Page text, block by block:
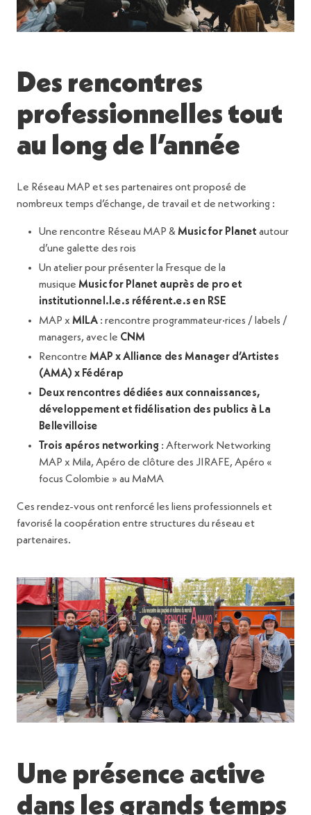
Des rencontres
professionnelles tout
au long de l’année
Le Réseau MAP et ses partenaires ont proposé de
nombreux temps d’échange, de travail et de networking :
Une rencontre Réseau MAP & Music for Planet autour
d’une galette des rois
Un atelier pour présenter la Fresque de la
musique Music for Planet auprès de pro et
institutionnel.l.e.s référent.e.s en RSE
MAP x MILA : rencontre programmateur·rices / labels /
managers, avec le CNM
Rencontre MAP x Alliance des Manager d’Artistes
(AMA) x Fédérap
Deux rencontres dédiées aux connaissances,
développement et fidélisation des publics à La
Bellevilloise
Trois apéros networking : Afterwork Networking
MAP x Mila, Apéro de clôture des JIRAFE, Apéro «
focus Colombie » au MaMA
Ces rendez-vous ont renforcé les liens professionnels et
favorisé la coopération entre structures du réseau et
partenaires.
Une présence active
dans les grands temps